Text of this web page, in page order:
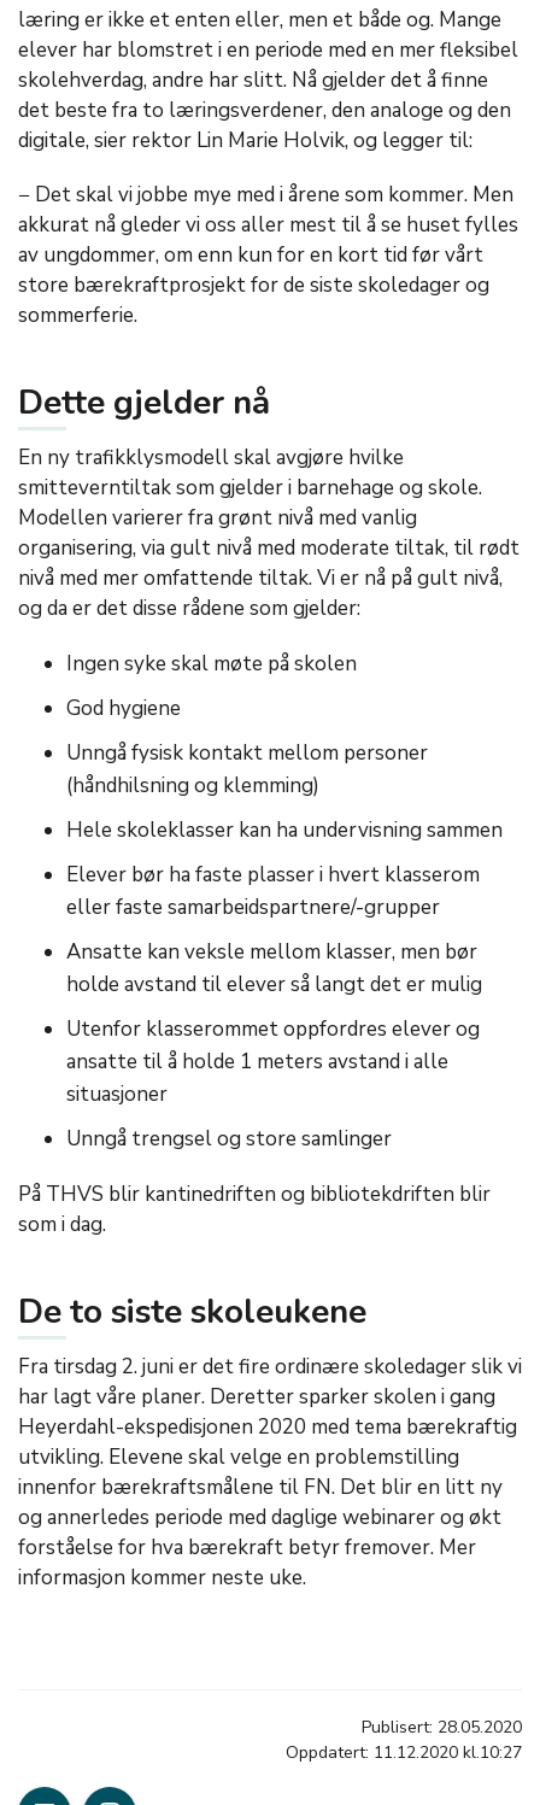
læring er ikke et enten eller, men et både og. Mange
elever har blomstret i en periode med en mer fleksibel
skolehverdag, andre har slitt. Nå gjelder det å finne
det beste fra to læringsverdener, den analoge og den
digitale, sier rektor Lin Marie Holvik, og legger til:
− Det skal vi jobbe mye med i årene som kommer. Men
akkurat nå gleder vi oss aller mest til å se huset fylles
av ungdommer, om enn kun for en kort tid før vårt
store bærekraftprosjekt for de siste skoledager og
sommerferie.
Dette gjelder nå
En ny trafikklysmodell skal avgjøre hvilke
smitteverntiltak som gjelder i barnehage og skole.
Modellen varierer fra grønt nivå med vanlig
organisering, via gult nivå med moderate tiltak, til rødt
nivå med mer omfattende tiltak. Vi er nå på gult nivå,
og da er det disse rådene som gjelder:
Ingen syke skal møte på skolen
God hygiene
Unngå fysisk kontakt mellom personer
(håndhilsning og klemming)
Hele skoleklasser kan ha undervisning sammen
Elever bør ha faste plasser i hvert klasserom
eller faste samarbeidspartnere/-grupper
Ansatte kan veksle mellom klasser, men bør
holde avstand til elever så langt det er mulig
Utenfor klasserommet oppfordres elever og
ansatte til å holde 1 meters avstand i alle
situasjoner
Unngå trengsel og store samlinger
På THVS blir kantinedriften og bibliotekdriften blir
som i dag.
De to siste skoleukene
Fra tirsdag 2. juni er det fire ordinære skoledager slik vi
har lagt våre planer. Deretter sparker skolen i gang
Heyerdahl-ekspedisjonen 2020 med tema bærekraftig
utvikling. Elevene skal velge en problemstilling
innenfor bærekraftsmålene til FN. Det blir en litt ny
og annerledes periode med daglige webinarer og økt
forståelse for hva bærekraft betyr fremover. Mer
informasjon kommer neste uke.
Publisert: 28.05.2020
Oppdatert: 11.12.2020 kl.10:27